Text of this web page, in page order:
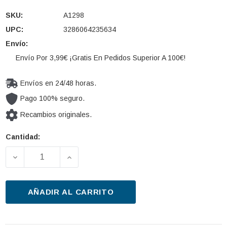
SKU:
A1298
UPC:
3286064235634
Envío:
Envío Por 3,99€ ¡Gratis En Pedidos Superior A 100€!
Envíos en 24/48 horas.
Pago 100% seguro.
Recambios originales.
Cantidad
Cantidad:
DISMINUIR LA CANTIDAD DE FILTRO DE AIRE
AUMENTAR LA CANTIDAD DE FILTRO
AÑADIR AL CARRITO